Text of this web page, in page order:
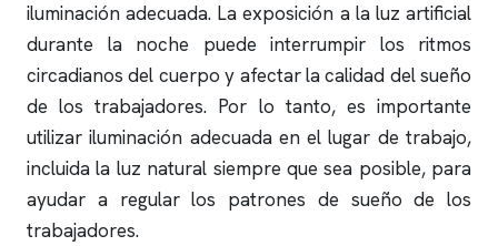
iluminación adecuada. La exposición a la luz artificial
durante la noche puede interrumpir los ritmos
circadianos del cuerpo y afectar la calidad del sueño
de los trabajadores. Por lo tanto, es importante
utilizar iluminación adecuada en el lugar de trabajo,
incluida la luz natural siempre que sea posible, para
ayudar a regular los patrones de sueño de los
trabajadores.